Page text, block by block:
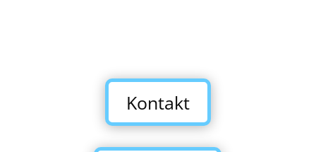
Kontakt